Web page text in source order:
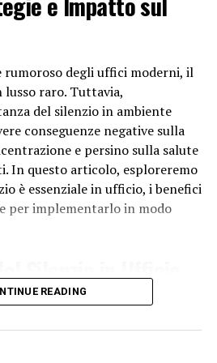
festività potrebbe risultare
cerca un significato più
natalizie.
essere spinto dall’invidia. Vede
persone di Whoville durante il
sentirsi frustrato perché
felicità. La sua reazione
ciò che rappresenta il Natale
potrebbe essere una
e desiderio di privare gli altri
esperienze negative
superficialità e invidia. Tuttavia,
del Natale: non riguarda solo
ma è un momento di amore,
degli uffici moderni, il
raro. Tuttavia,
del silenzio in ambiente
conseguenze negative sulla
e persino sulla salute
In questo articolo, esploreremo
è essenziale in ufficio, i benefici
per implementarlo in modo
Silenzio in Ufficio
per diversi motivi:
READING